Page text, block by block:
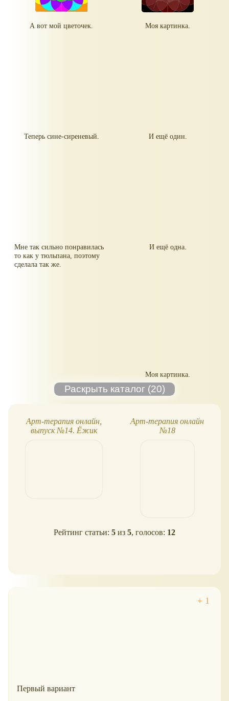
А вот мой цветочек. Моя картинка.
Теперь сине-сиреневый. И ещё один.
Мне так сильно понравилась
то как у тюльпана, поэтому
сделала так же.
И ещё одна.
Моя картинка.
Арт-терапия онлайн,
выпуск №14. Ёжик
Арт-терапия онлайн
№18
Рейтинг статьи: 5 из 5, голосов: 12
Первый вариант